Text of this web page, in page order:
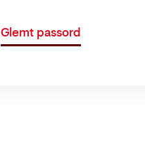
Glemt passord